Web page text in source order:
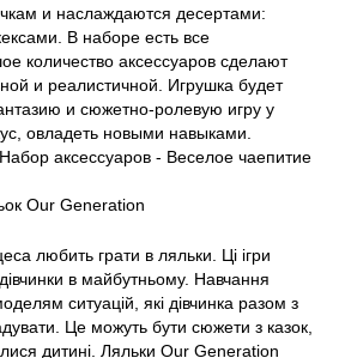
и наслаждаются десертами:
В наборе есть все
количество аксессуаров сделают
и реалистичной. Игрушка будет
и сюжетно-ролевую игру у
овладеть новыми навыками.
аксессуаров - Веселое чаепитие
любить грати в ляльки. Ці ігри
в майбутньому. Навчання
ситуацій, які дівчинка разом з
Це можуть бути сюжети з казок,
дитині. Ляльки Our Generation